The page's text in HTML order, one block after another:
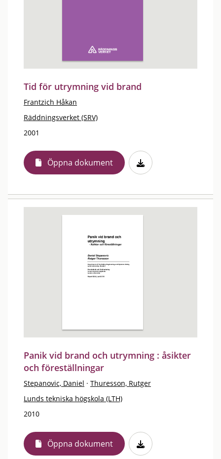
Tid för utrymning vid brand
Frantzich Håkan
Räddningsverket (SRV)
2001
Öppna dokument
Panik vid brand och utrymning : åsikter
och föreställningar
Stepanovic, Daniel · Thuresson, Rutger
Lunds tekniska högskola (LTH)
2010
Öppna dokument